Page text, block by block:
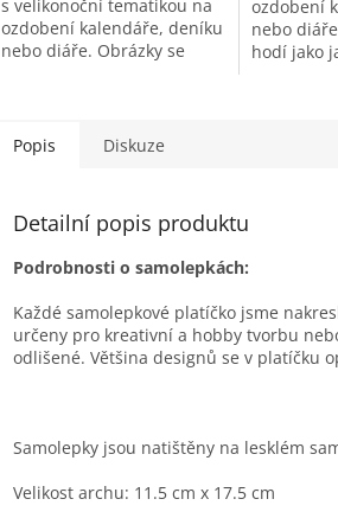
s velikonoční tematikou na
ozdobení kalendáře, deníku
nebo diáře. Obrázky se
ozdobení
nebo
hodí jako
Popis
Diskuze
Detailní popis produktu
Podrobnosti o samolepkách:
Každé samolepkové platíčko jsme
určeny pro kreativní a hobby tvorbu
odlišené. Většina designů se v platíčku
Samolepky jsou natištěny na lesklém
Velikost archu: 11.5 cm x 17.5 cm